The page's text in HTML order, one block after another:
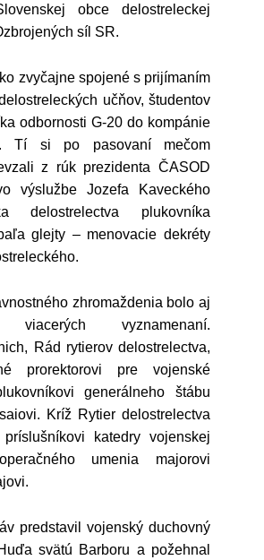
obce delostreleckej
síl SR.
zvyčajne spojené s prijímaním
učňov, študentov
odbornosti G-20 do kompánie
Tí si po pasovaní mečom
z rúk prezidenta ČASOD
výslužbe Jozefa Kaveckého
delostrelectva plukovníka
glejty – menovacie dekréty
zhromaždenia bolo aj
viacerých vyznamenaní.
Rád rytierov delostrelectva,
prorektorovi pre vojenské
generálneho štábu
Kríž Rytier delostrelectva
katedry vojenskej
umenia majorovi
predstavil vojenský duchovný
svätú Barboru a požehnal